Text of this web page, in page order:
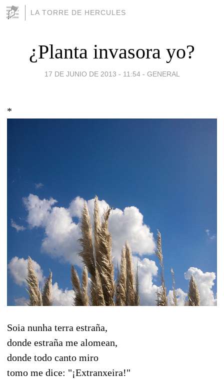
LA TORRE DE HERCULES
¿Planta invasora yo?
17 DE JUNIO DE 2013 - 11:54 - GENERAL
*
Soia nunha terra estraña,
donde estraña me alomean,
donde todo canto miro
tomo me dice: "¡Extranxeira!"